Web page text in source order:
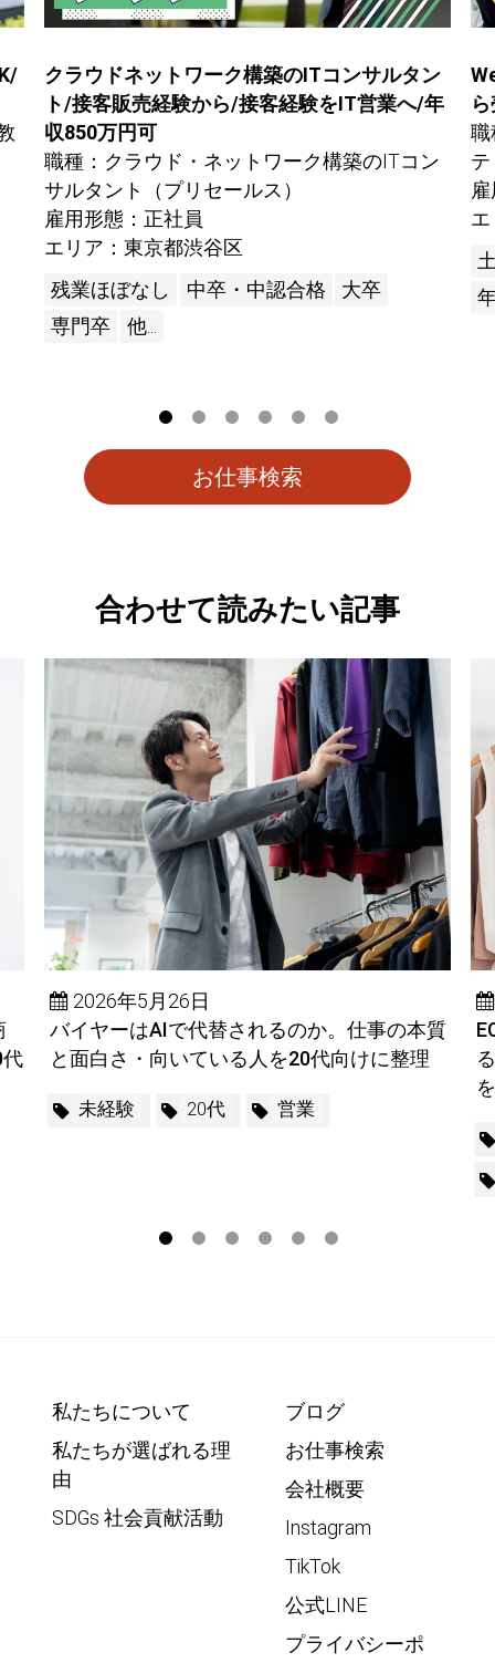
クラウドネットワーク構築のITコンサルタン
ト/接客販売経験から/接客経験をIT営業へ/年
収850万円可
職種：クラウド・ネットワーク構築のITコン
サルタント（プリセールス）
雇用形態：正社員
エリア：東京都渋谷区
残業ほぼなし
中卒・中認合格
大卒
専門卒
他...
職
お仕事検索
合わせて読みたい記事
2026年5月26日
バイヤーはAIで代替されるのか。仕事の本質
と面白さ・向いている人を20代向けに整理
未経験 20代 営業
私たちについて
私たちが選ばれる理
由
SDGs 社会貢献活動
ブログ
お仕事検索
会社概要
Instagram
TikTok
公式LINE
プライバシーポ